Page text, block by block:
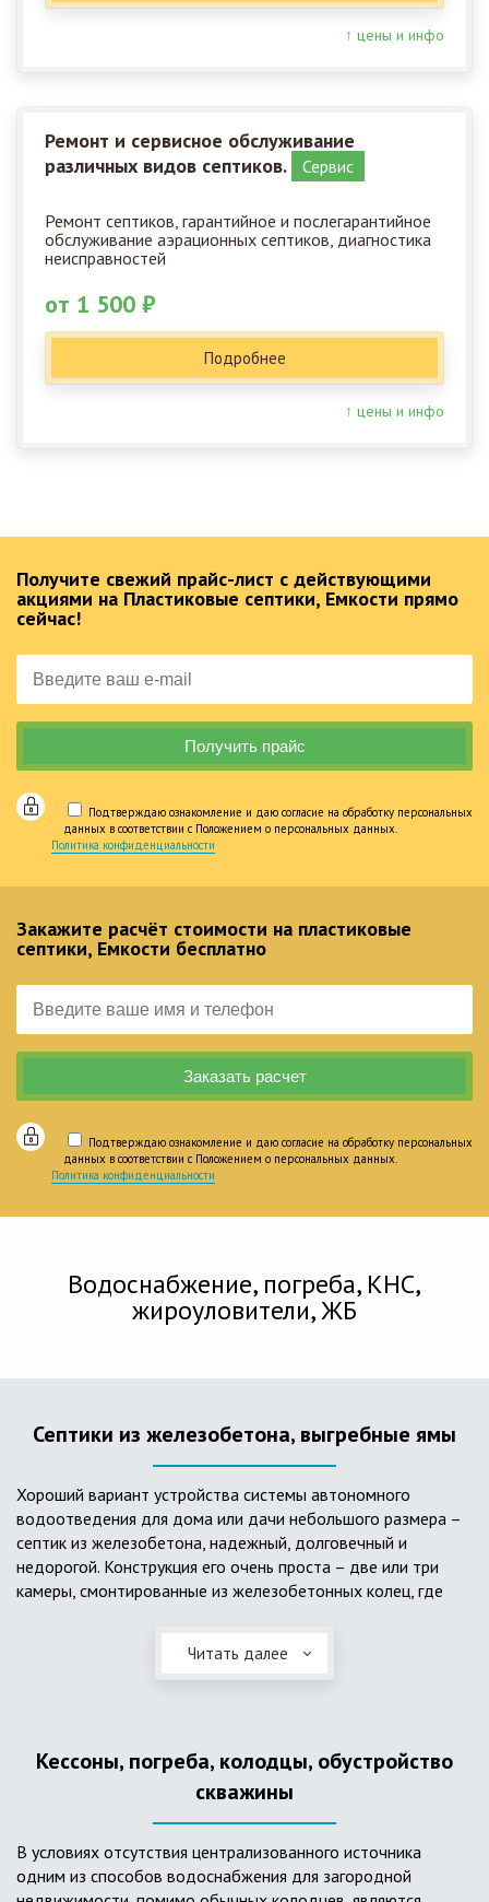
↑ цены и инфо
Ремонт и сервисное обслуживание
различных видов септиков.
Сервис
Ремонт септиков, гарантийное и послегарантийное
обслуживание аэрационных септиков, диагностика
неисправностей
от 1 500 ₽
Подробнее
↑ цены и инфо
Получите свежий прайс-лист с действующими
акциями на Пластиковые септики, Емкости прямо
сейчас!
Подтверждаю ознакомление и даю согласие на обработку персональных
данных в соответствии с Положением о персональных данных.
Политика конфиденциальности
Закажите расчёт стоимости на пластиковые
септики, Емкости бесплатно
Подтверждаю ознакомление и даю согласие на обработку персональных
данных в соответствии с Положением о персональных данных.
Политика конфиденциальности
Водоснабжение, погреба, КНС,
жироуловители, ЖБ
Септики из железобетона, выгребные ямы
Хороший вариант устройства системы автономного
водоотведения для дома или дачи небольшого размера –
септик из железобетона, надежный, долговечный и
недорогой. Конструкция его очень проста – две или три
камеры, смонтированные из железобетонных колец, где
слой дренажа, устроенный из щебня и песка. Для септика
требуется только очищение через определенное время
большую прочность по сравнению с пластиковыми
Читать далее
Кессоны, погреба, колодцы, обустройство
скважины
В условиях отсутствия централизованного источника
одним из способов водоснабжения для загородной